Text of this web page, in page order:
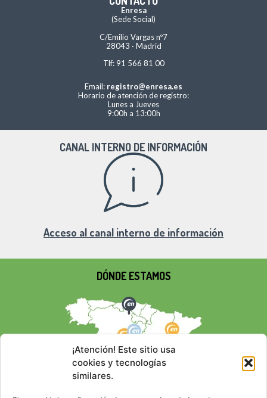
¡Atención! Este sitio usa
cookies y tecnologías
similares.
Enresa
(Sede Social)
C/Emilio Vargas nº7
28043 · Madrid
Tlf: 91 566 81 00
Email: registro@enresa.es
Horario de atención de registro:
Lunes a Jueves
9:00h a 13:00h
CANAL INTERNO DE INFORMACIÓN
Acceso al canal interno de información
DÓNDE ESTAMOS